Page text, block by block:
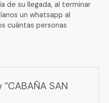
de su llegada, al terminar
un whatsapp al
cuántas personas
SAN